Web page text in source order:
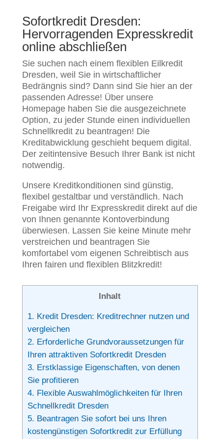
Sofortkredit Dresden:
Hervorragenden Expresskredit
online abschließen
Sie suchen nach einem flexiblen Eilkredit
Dresden, weil Sie in wirtschaftlicher
Bedrängnis sind? Dann sind Sie hier an der
passenden Adresse! Über unsere
Homepage haben Sie die ausgezeichnete
Option, zu jeder Stunde einen individuellen
Schnellkredit zu beantragen! Die
Kreditabwicklung geschieht bequem digital.
Der zeitintensive Besuch Ihrer Bank ist nicht
notwendig.
Unsere Kreditkonditionen sind günstig,
flexibel gestaltbar und verständlich. Nach
Freigabe wird Ihr Expresskredit direkt auf die
von Ihnen genannte Kontoverbindung
überwiesen. Lassen Sie keine Minute mehr
verstreichen und beantragen Sie
komfortabel vom eigenen Schreibtisch aus
Ihren fairen und flexiblen Blitzkredit!
Inhalt
1. Kredit Dresden: Kreditrechner nutzen und
vergleichen
2. Erforderliche Grundvoraussetzungen für
Ihren attraktiven Sofortkredit Dresden
3. Erstklassige Eigenschaften, von denen
Sie profitieren
4. Flexible Auswahlmöglichkeiten für Ihren
Schnellkredit Dresden
5. Beantragen Sie sofort bei uns Ihren
kostengünstigen Sofortkredit zur Erfüllung